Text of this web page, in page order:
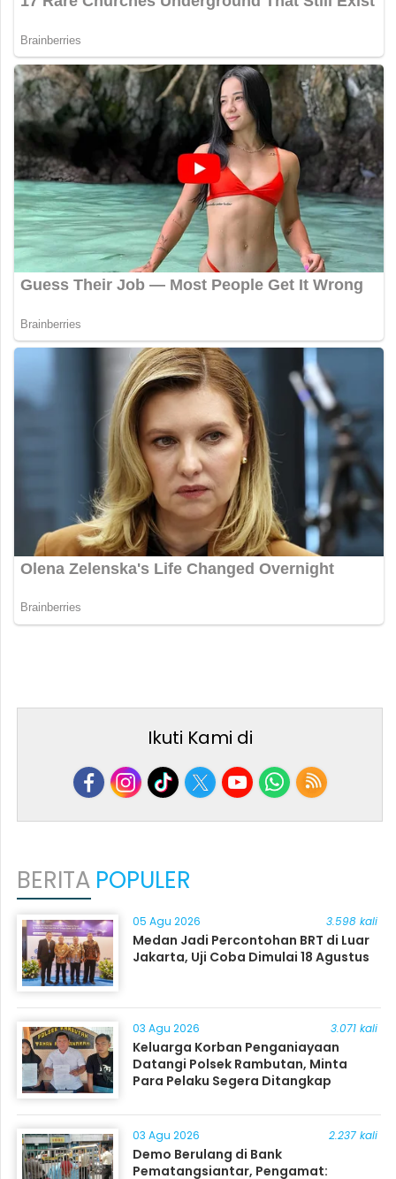
Ikuti Kami di
BERITA POPULER
05 Agu 2026 3.598 kali
Medan Jadi Percontohan BRT di Luar
Jakarta, Uji Coba Dimulai 18 Agustus
03 Agu 2026 3.071 kali
Keluarga Korban Penganiayaan
Datangi Polsek Rambutan, Minta
Para Pelaku Segera Ditangkap
03 Agu 2026 2.237 kali
Demo Berulang di Bank
Pematangsiantar, Pengamat: